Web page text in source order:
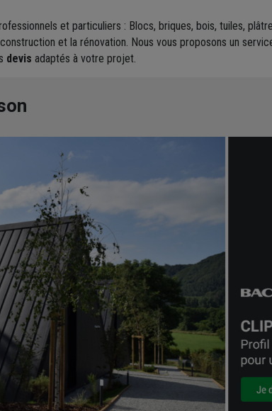
et particuliers : Blocs, briques, bois, tuiles,
et la rénovation. Nous vous proposons un
devis adaptés à votre projet.